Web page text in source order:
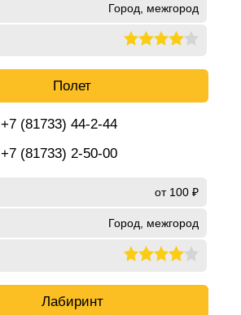
Город, межгород
Полет
+7 (81733) 44-2-44
+7 (81733) 2-50-00
от 100 ₽
Город, межгород
Лабиринт